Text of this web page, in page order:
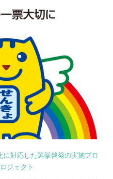
対応した選挙啓発の実施プロ
ジェクト